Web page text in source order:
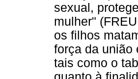
sexual,
mulher"
os filhos
força da união
tais como o